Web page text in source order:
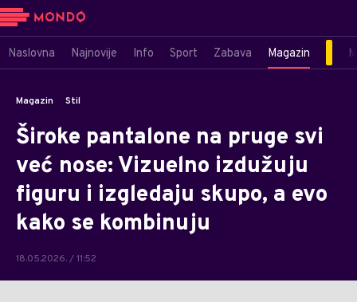
Naslovna Najnovije Info Sport Zabava Magazin
Magazin Stil
Široke pantalone na pruge svi
već nose: Vizuelno izdužuju
figuru i izgledaju skupo, a evo
kako se kombinuju
18.05.2026. / 11:52